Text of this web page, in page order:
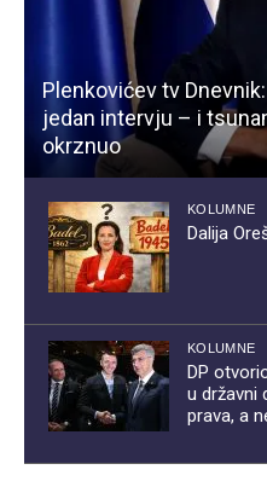
Plenkovićev tv
jedan intervju – i
okrznuo
KOLUMNE
Dalija
KOLUMNE
DP
u državni
prava, a